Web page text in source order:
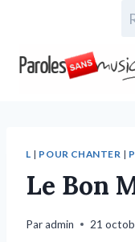
L | POUR CHANTER |
Le Bon
Paradmin 21